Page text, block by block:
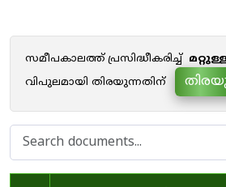
സമീപകാലത്ത് പ്രസിദ്ധീകരിച്ച്
വിപുലമായി തിരയുന്നതിന്